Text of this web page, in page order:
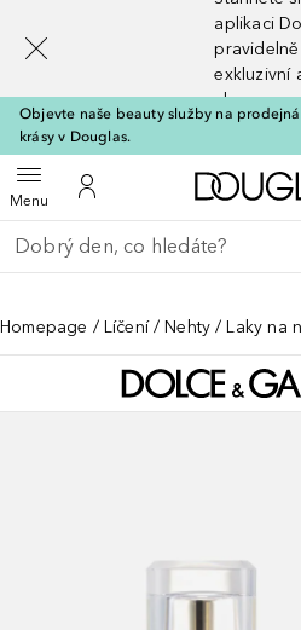
aplikaci
exkluzivní
slevy
Objevte naše beauty služby na
krásy v Douglas.
MenuOtevřít menuK mému účtu
Vraťte se
Proveďte vyhledávání
Homepage Líčení Nehty Laky na
[navigation.slideout.screenreader]